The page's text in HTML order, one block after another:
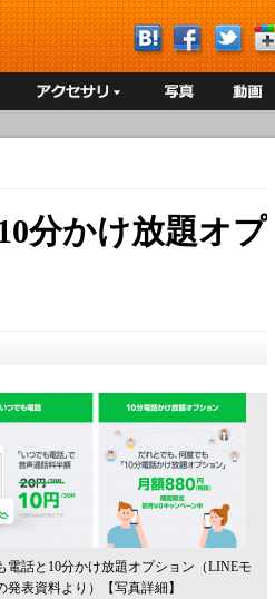
分かけ放題オプ
電話と10分かけ放題オプション（LINEモ
発表資料より）
【写真詳細】